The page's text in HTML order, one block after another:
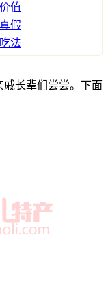
值
假
法
长辈们尝尝。下面